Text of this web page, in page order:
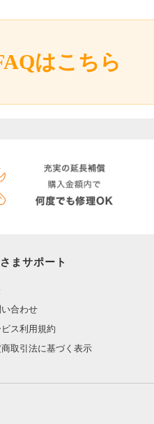
はこちら
まサポート
合わせ
ス利用規約
取引法に基づく表示